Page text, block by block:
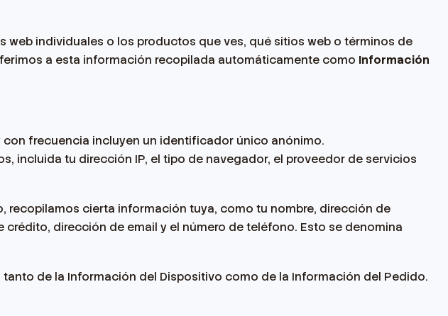
individuales o los productos que ves, qué sitios web o términos de
a esta información recopilada automáticamente como Información
frecuencia incluyen un identificador único anónimo.
incluida tu dirección IP, el tipo de navegador, el proveedor de servicios
recopilamos cierta información tuya, como tu nombre, dirección de
dirección de email y el número de teléfono. Esto se denomina
de la Información del Dispositivo como de la Información del Pedido.